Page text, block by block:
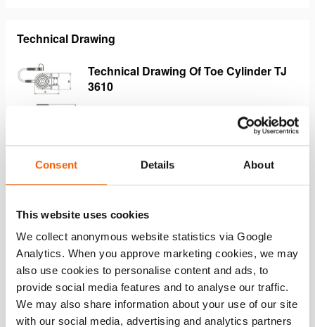
Consent Details About
This website uses cookies
We collect anonymous website statistics via Google
Analytics. When you approve marketing cookies, we may
also use cookies to personalise content and ads, to
provide social media features and to analyse our traffic.
We may also share information about your use of our site
with our social media, advertising and analytics partners
Technical Drawing
Technical Drawing Of Toe Cylinder TJ
3610
Merkmale
Leicht und kompakt
Kann besonders schnell in Position gebracht werden
Sicher
Der Maschinenheber kann aus sicherer Entfernung